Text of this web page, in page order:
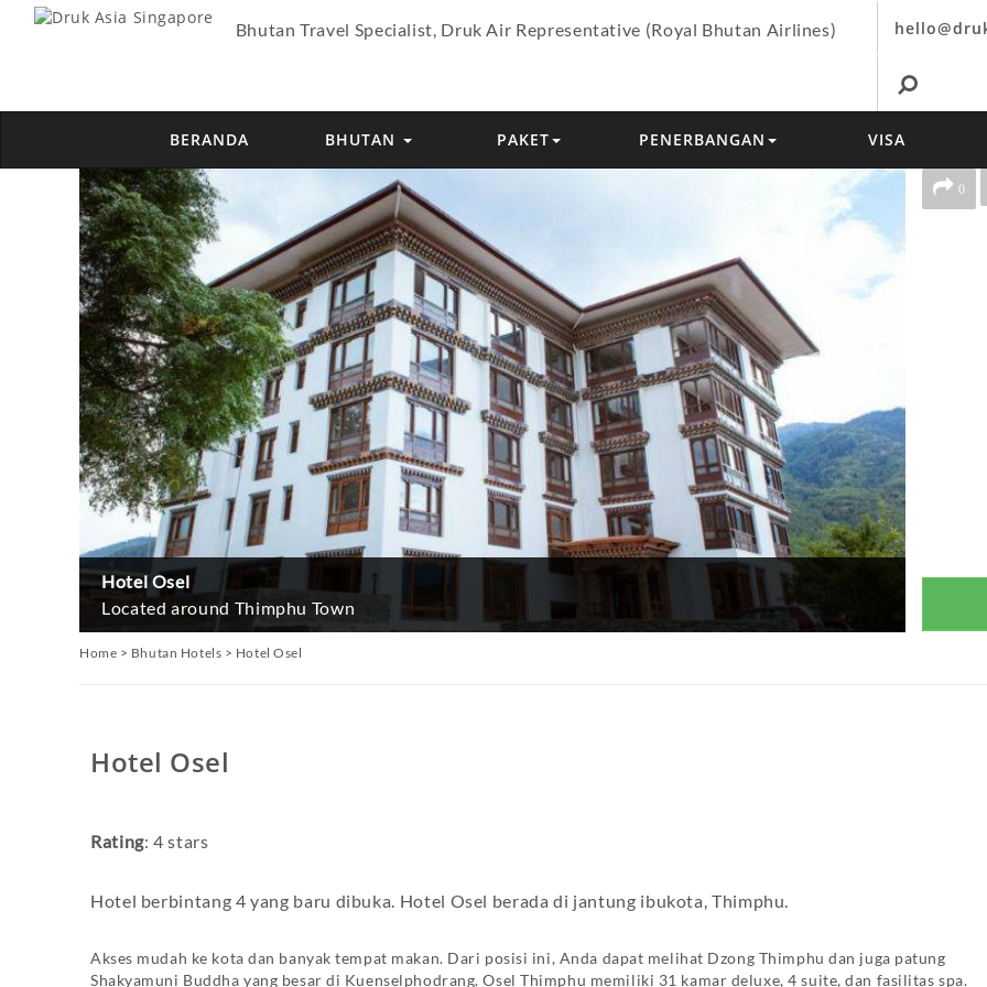
Bhutan Travel Specialist, Druk Air Representative (Royal Bhutan Airlines)
BERANDA BHUTAN PAKET PENERBANGAN VISA
Hotel Osel
Located around Thimphu Town
0
Home > Bhutan Hotels > Hotel Osel
Hotel Osel
Rating: 4 stars
Hotel berbintang 4 yang baru dibuka. Hotel Osel berada di jantung ibukota, Thimphu.
Akses mudah ke kota dan banyak tempat makan. Dari posisi ini, Anda dapat melihat Dzong Thimphu dan juga patung
Shakyamuni Buddha yang besar di Kuenselphodrang. Osel Thimphu memiliki 31 kamar deluxe, 4 suite, dan fasilitas spa.